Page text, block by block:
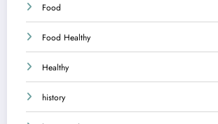
Food
Food Healthy
Healthy
history